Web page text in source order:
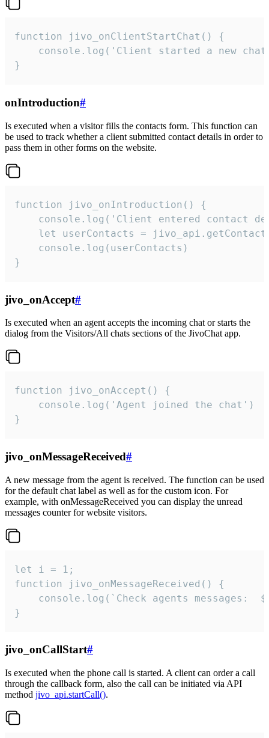
function jivo_onClientStartChat() {
console.log('Client started a new
}
onIntroduction#
Is executed when a visitor fills the contacts form. This function can
be used to track whether a client submitted contact details in order to
pass them in other forms on the website.
function jivo_onIntroduction() {
console.log('Client entered contact
let userContacts =
    console.log(userContacts)
}
jivo_onAccept#
Is executed when an agent accepts the incoming chat or starts the
dialog from the Visitors/All chats sections of the JivoChat app.
function jivo_onAccept() {
}
jivo_onMessageReceived#
A new message from the agent is received. The function can be used
for the default chat label as well as for the custom icon. For
example, with onMessageReceived you can display the unread
messages counter for website visitors.
let i = 1;
function jivo_onMessageReceived() {
}
jivo_onCallStart#
Is executed when the phone call is started. A client can order a call
through the callback form, also the call can be initiated via API
method jivo_api.startCall().